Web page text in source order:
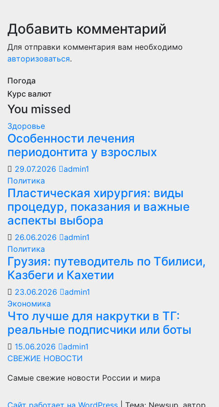
Добавить комментарий
Для отправки комментария вам необходимо
авторизоваться.
Погода
Курс валют
You missed
Здоровье
Особенности лечения
периодонтита у взрослых
29.07.2026
admin1
Политика
Пластическая хирургия: виды
процедур, показания и важные
аспекты выбора
26.06.2026
admin1
Политика
Грузия: путеводитель по Тбилиси,
Казбеги и Кахетии
23.06.2026
admin1
Экономика
Что лучше для накрутки в ТГ:
реальные подписчики или боты
15.06.2026
admin1
СВЕЖИЕ НОВОСТИ
Самые свежие новости России и мира
Сайт работает на WordPress Тема: Newsup, автор